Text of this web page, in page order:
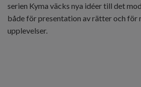
serien Kyma väcks nya idéer till det
både för presentation av rätter och för
upplevelser.